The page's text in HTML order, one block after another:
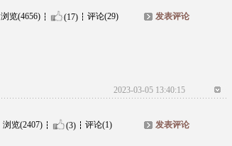
浏览(4656) (17) 评论(29) 发表评论
2023-03-05 13:40:15
浏览(2407) (3) 评论(1) 发表评论